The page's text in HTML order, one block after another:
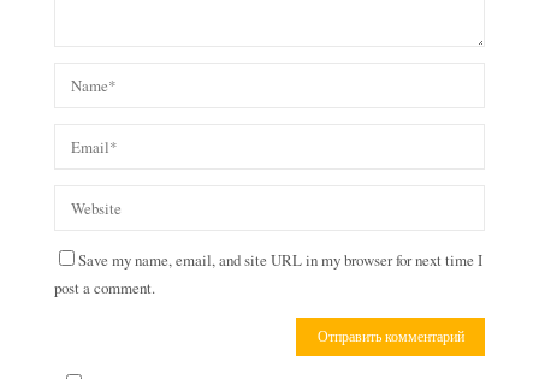
Save my name, email, and site URL in my browser for next time I
post a comment.